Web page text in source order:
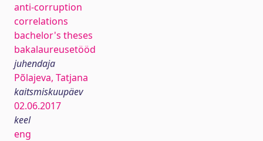
anti-corruption
correlations
bachelor's theses
bakalaureusetööd
juhendaja
Põlajeva, Tatjana
kaitsmiskuupäev
02.06.2017
keel
eng